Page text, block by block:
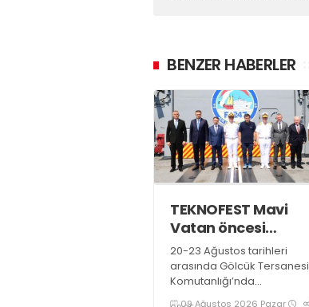
BENZER HABERLER
TEKNOFEST Mavi
Vatan öncesi
toplantı yapıldı
20-23 Ağustos tarihleri
arasında Gölcük Tersanesi
Komutanlığı’nda
düzenlenecek olan
09 Ağustos 2026 Pazar